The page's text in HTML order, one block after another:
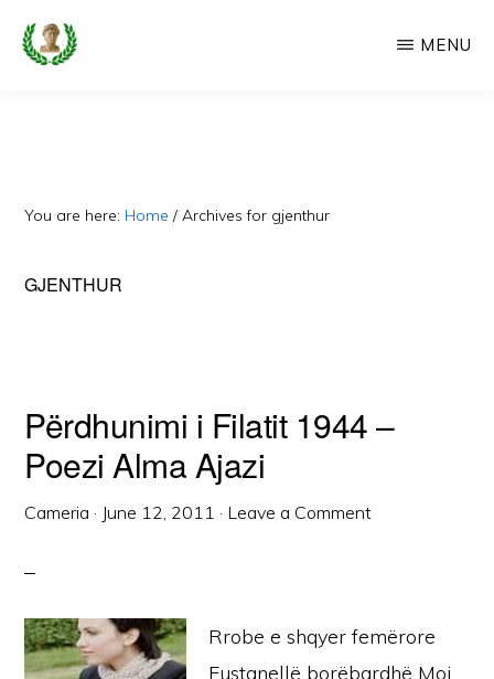
Skip
Faqe
Dedikuar
MENU
You are here: Home / Archives for gjenthur
GJENTHUR
Përdhunimi i Filatit 1944 –
Poezi Alma Ajazi
Cameria · June 12, 2011 · Leave a Comment
Rrobe e shqyer femërore
Fustanellë borëbardhë Moj